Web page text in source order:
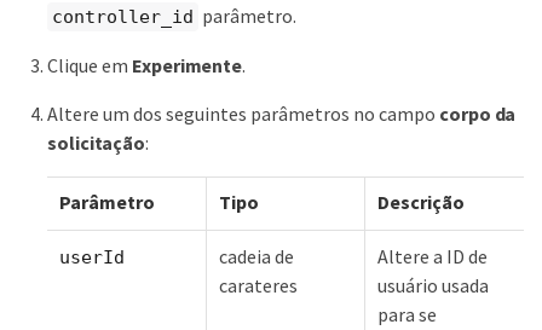
controller_id parâmetro.
Clique em Experimente.
Altere um dos seguintes parâmetros no campo corpo da
solicitação:
Parâmetro Tipo Descrição
userId
cadeia de
carateres
Altere a ID de
usuário usada
para se